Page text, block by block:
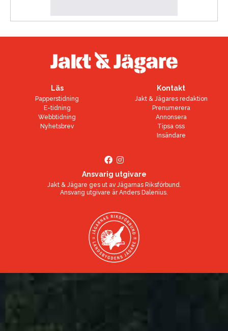
Läs
Papperstidning
E-tidning
Webbtidning
Nyhetsbrev
Kontakt
Jakt & Jägares redaktion
Prenumerera
Annonsera
Tipsa oss
Insändare
Ansvarig utgivare
Jakt & Jägare ges ut av Jägarnas Riksförbund.
Ansvarig utgivare ärAnders Dalenius.